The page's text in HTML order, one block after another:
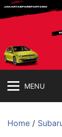
Langsung
ke
Online
MENU
Home /